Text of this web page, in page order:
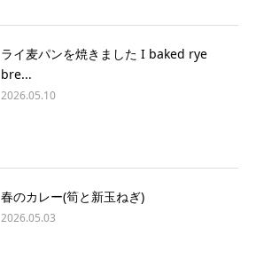
ライ麦パンを焼きました I baked rye
bre...
2026.05.10
春のカレー(筍と新玉ねぎ)
2026.05.03